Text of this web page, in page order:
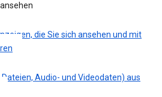
die Sie sich ansehen und mit
Dateien, Audio- und Videodaten) aus